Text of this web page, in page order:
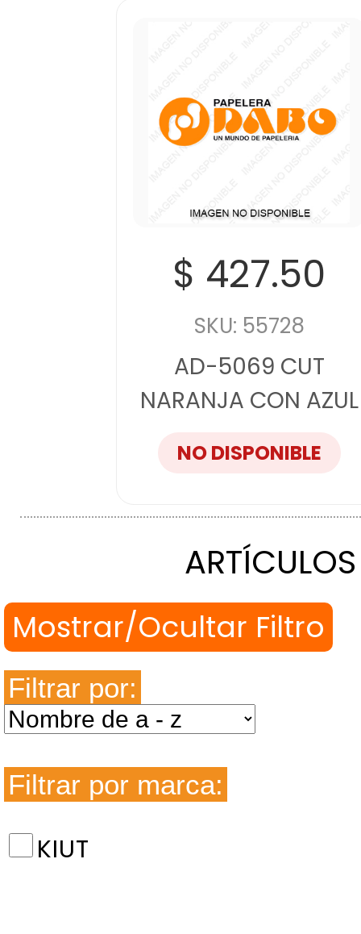
$ 427.50
SKU: 55728
AD-5069 CUT
NARANJA CON AZUL
NO DISPONIBLE
Filtrar por:
Filtrar por marca:
KIUT